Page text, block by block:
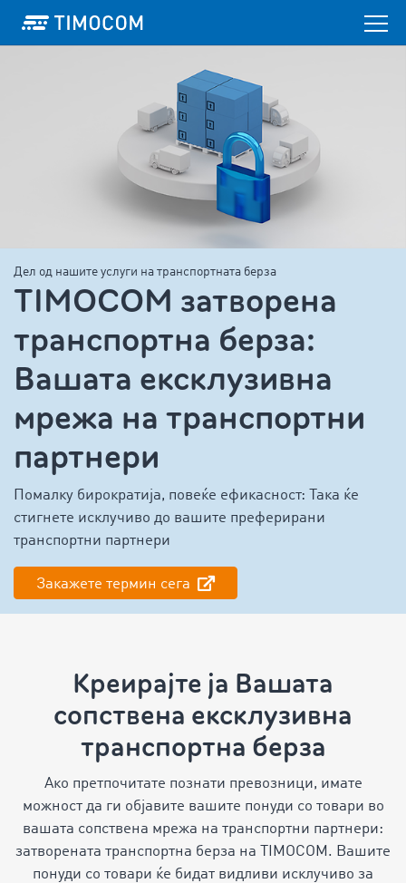
Дел од нашите услуги на транспортната берза
TIMOCOM затворена
транспортна берза:
Вашата ексклузивна
мрежа на транспортни
партнери
Помалку бирократија, повеќе ефикасност: Така ќе
стигнете исклучиво до вашите преферирани
транспортни партнери
Закажете термин сега
Креирајте ја Вашата
сопствена ексклузивна
транспортна берза
Ако претпочитате познати превозници, имате
можност да ги објавите вашите понуди со товари во
вашата сопствена мрежа на транспортни партнери:
затворената транспортна берза на TIMOCOM. Вашите
понуди со товари ќе бидат видливи исклучиво за